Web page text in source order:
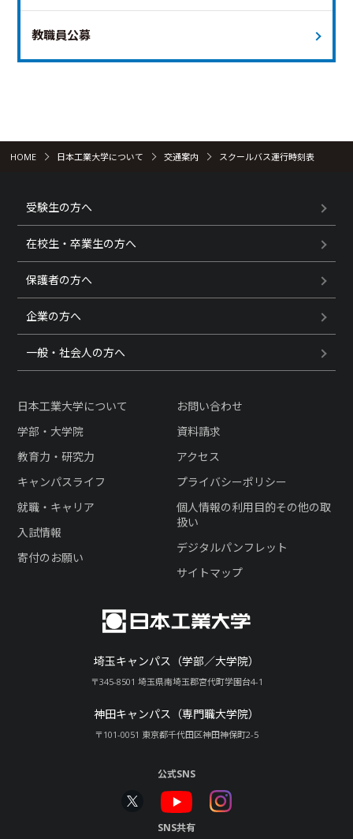
教職員公募
HOME 日本工業大学について 交通案内 スクールバス運行時刻表
受験生の方へ
在校生・卒業生の方へ
保護者の方へ
企業の方へ
一般・社会人の方へ
埼玉キャンパス（学部／大学院）
〒345-8501 埼玉県南埼玉郡宮代町学園台4-1
神田キャンパス（専門職大学院）
〒101-0051 東京都千代田区神田神保町2-5
日本工業大学について
学部・大学院
教育力・研究力
キャンパスライフ
就職・キャリア
入試情報
寄付のお願い
お問い合わせ
資料請求
アクセス
プライバシーポリシー
個人情報の利用目的その他の取
扱い
デジタルパンフレット
サイトマップ
公式SNS
SNS共有